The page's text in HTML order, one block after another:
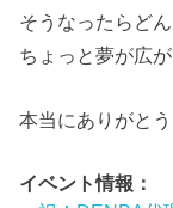
そうなったらど
ちょっと夢が広
本当にありがとう
イベント情報：